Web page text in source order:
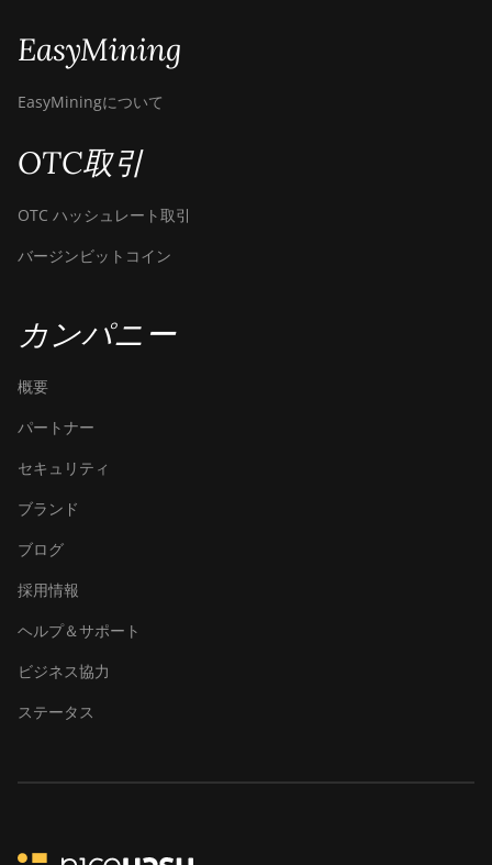
EasyMining
EasyMiningについて
OTC取引
OTC ハッシュレート取引
バージンビットコイン
カンパニー
概要
パートナー
セキュリティ
ブランド
ブログ
採用情報
ヘルプ＆サポート
ビジネス協力
ステータス